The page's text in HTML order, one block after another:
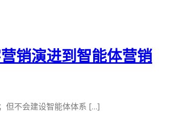
销演进到智能体营销
但不会建设智能体体系 […]